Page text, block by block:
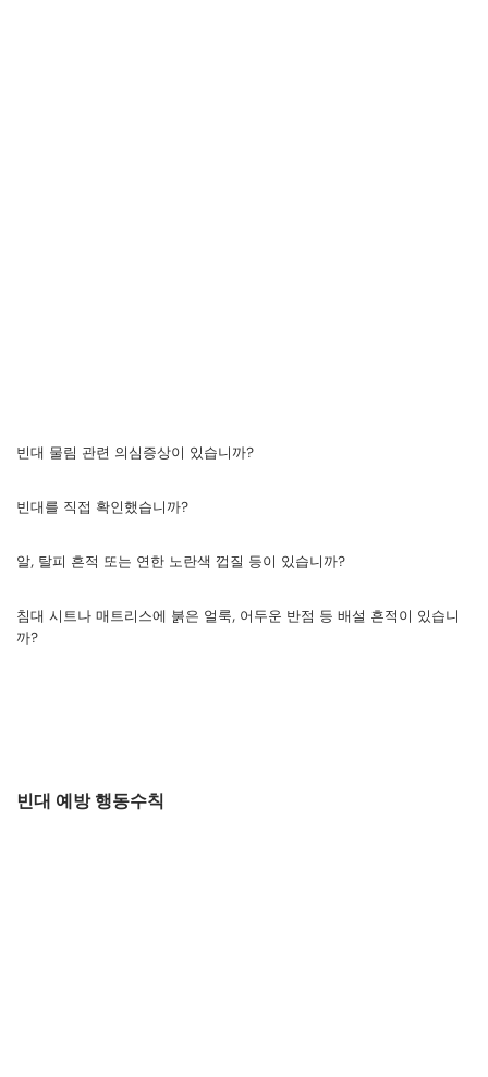
빈대 물림 관련 의심증상이 있습니까?
빈대를 직접 확인했습니까?
알, 탈피 흔적 또는 연한 노란색 껍질 등이 있습니까?
침대 시트나 매트리스에 붉은 얼룩, 어두운 반점 등 배설 흔적이 있습니
까?
빈대 예방 행동수칙